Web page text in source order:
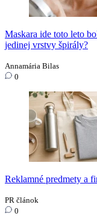
Maskara ide toto leto
jedinej vrstvy špirály?
Annamária Bilas
0
Reklamné predmety a
PR článok
0